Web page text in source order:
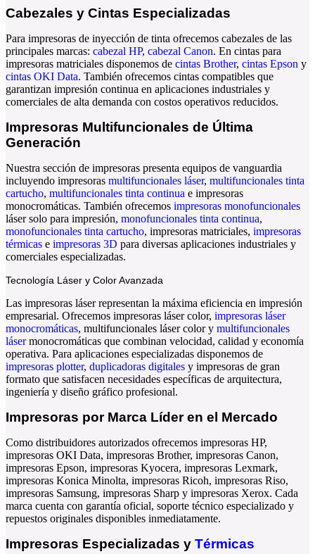
Cabezales y Cintas Especializadas
Para impresoras de inyección de tinta ofrecemos cabezales de las
principales marcas: cabezal HP, cabezal Canon. En cintas para
impresoras matriciales disponemos de cintas Brother, cintas Epson y
cintas OKI Data. También ofrecemos cintas compatibles que
garantizan impresión continua en aplicaciones industriales y
comerciales de alta demanda con costos operativos reducidos.
Impresoras Multifuncionales de Última
Generación
Nuestra sección de impresoras presenta equipos de vanguardia
incluyendo impresoras multifuncionales láser, multifuncionales tinta
cartucho, multifuncionales tinta continua e impresoras
monocromáticas. También ofrecemos impresoras monofuncionales
lásersolo para impresión, monofuncionales tinta continua,
monofuncionales tinta cartucho, impresoras matriciales, impresoras
térmicas e impresoras 3D para diversas aplicaciones industriales y
comerciales especializadas.
Tecnología Láser y Color Avanzada
Las impresoras láserrepresentan la máxima eficiencia en impresión
empresarial. Ofrecemos impresoras láser color, impresoras láser
monocromáticas, multifuncionales láser colory multifuncionales
lásermonocromáticas que combinan velocidad, calidad y economía
operativa. Para aplicaciones especializadas disponemos de
impresoras plotter, duplicadoras digitales y impresoras de gran
formato que satisfacen necesidades específicas de arquitectura,
ingeniería y diseño gráfico profesional.
Impresoras por Marca Líder en el Mercado
Como distribuidores autorizados ofrecemos impresoras HP,
impresoras OKI Data, impresoras Brother, impresoras Canon,
impresoras Epson, impresoras Kyocera, impresoras Lexmark,
impresoras Konica Minolta, impresoras Ricoh, impresoras Riso,
impresoras Samsung, impresoras Sharp y impresoras Xerox. Cada
marca cuenta con garantía oficial, soporte técnico especializado y
repuestos originales disponibles inmediatamente.
Impresoras Especializadas y Térmicas